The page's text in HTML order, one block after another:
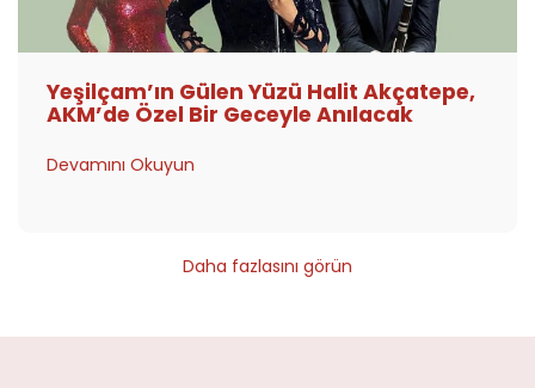
Yeşilçam’ın Gülen Yüzü Halit Akçatepe,
AKM’de Özel Bir Geceyle Anılacak
Devamını Okuyun
Daha fazlasını görün